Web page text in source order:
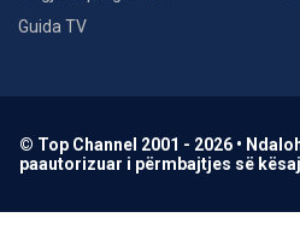
Guida TV
© Top Channel 2001 - 2026 •
paautorizuar i përmbajtjes së